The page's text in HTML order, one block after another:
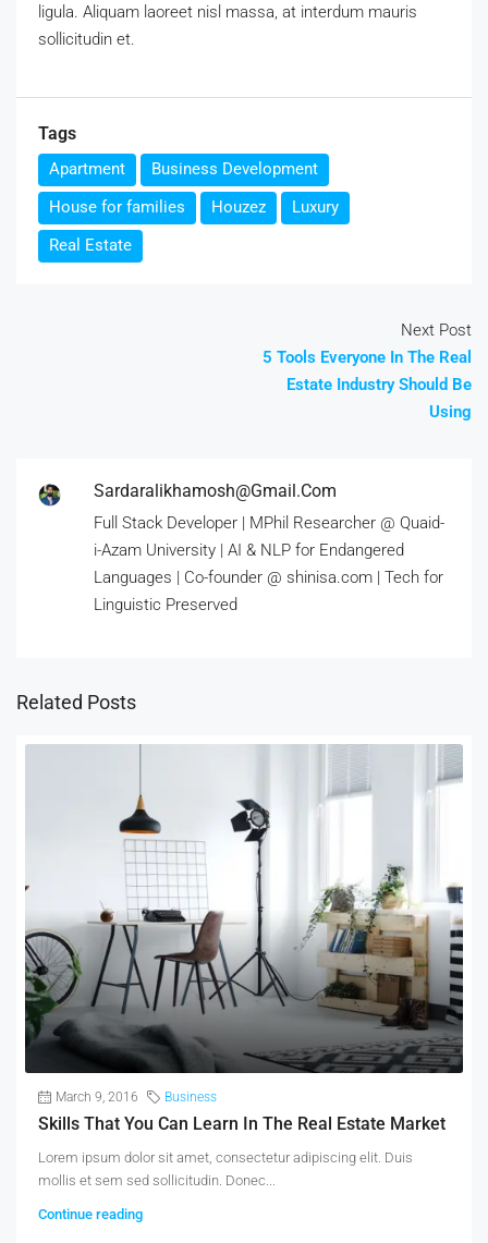
ligula. Aliquam laoreet nisl massa, at interdum mauris
sollicitudin et.
Tags
Apartment
Business Development
House for families
Houzez
Luxury
Real Estate
Next Post
5 Tools Everyone In The Real
Estate Industry Should Be
Using
Sardaralikhamosh@gmail.com
Full Stack Developer | MPhil Researcher @ Quaid-
i-Azam University | AI & NLP for Endangered
Languages | Co-founder @ shinisa.com | Tech for
Linguistic Preserved
Related Posts
March 9, 2016 Business
Skills That You Can Learn In The Real Estate Market
Lorem ipsum dolor sit amet, consectetur adipiscing elit. Duis
mollis et sem sed sollicitudin. Donec...
Continue reading